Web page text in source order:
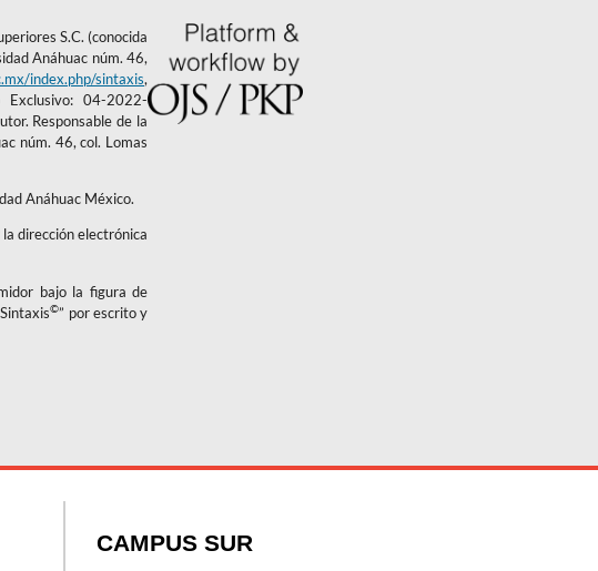
S.C. (conocida
Anáhuac núm. 46,
index.php/sintaxis,
Exclusivo: 04-2022-
Responsable de la
núm. 46, col. Lomas
Anáhuac México.
dirección electrónica
bajo la figura de
©” por escrito y
CAMPUS SUR